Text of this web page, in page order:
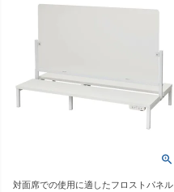
対面席での使用に適したフロストパネル